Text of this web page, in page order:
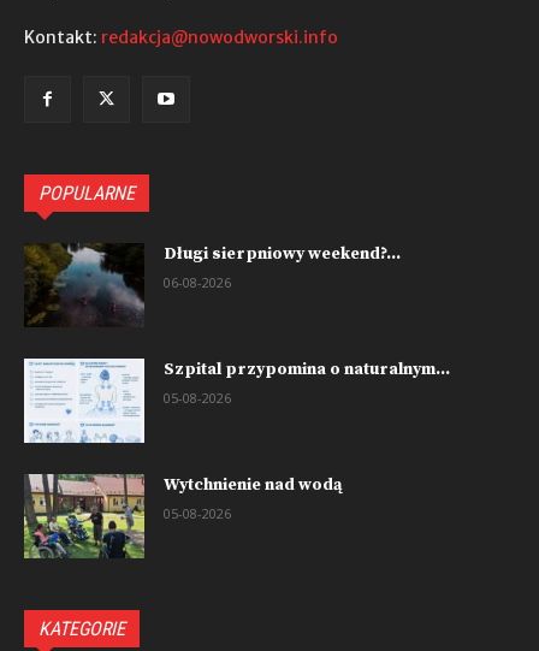
Kontakt: redakcja@nowodworski.info
POPULARNE
Długi sierpniowy weekend?...
06-08-2026
Szpital przypomina o naturalnym...
05-08-2026
Wytchnienie nad wodą
05-08-2026
KATEGORIE